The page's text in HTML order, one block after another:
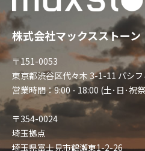
株式会社マックスストーン
〒151-0053
東京都渋谷区代々木 3-1-11 パシ
営業時間：9:00 - 18:00 (土･日･祝
〒354-0024
埼玉拠点
埼玉県富士見市鶴瀬東1-2-26